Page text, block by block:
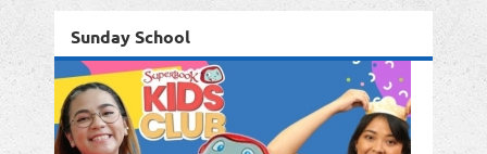
Sunday School